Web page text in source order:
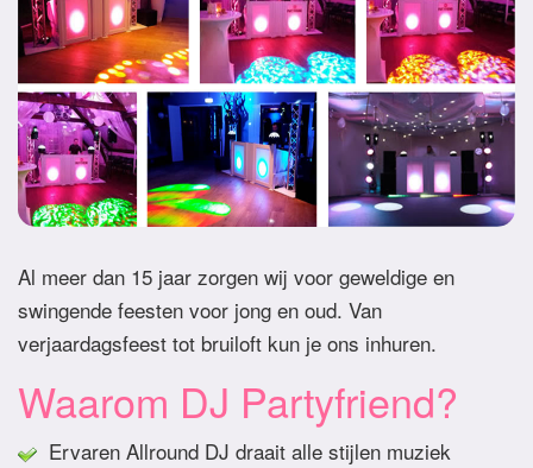
Al meer dan 15 jaar zorgen wij voor geweldige en
swingende feesten voor jong en oud. Van
verjaardagsfeest tot bruiloft kun je ons inhuren.
Waarom DJ Partyfriend?
Ervaren Allround DJ draait alle stijlen muziek